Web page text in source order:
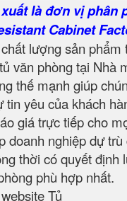
là đơn vị phân
Cabinet
lượng sản phẩm
văn phòng tại Nhà
thế mạnh giúp
yêu của khách
giá trực tiếp cho
doanh nghiệp dự
thời có quyết định
phù hợp nhất.
Tủ